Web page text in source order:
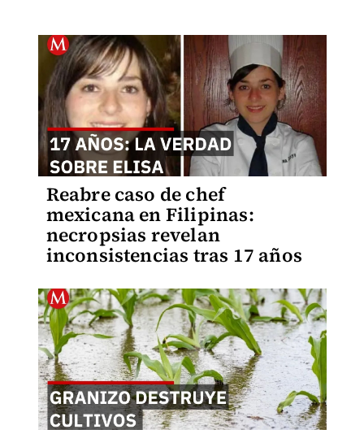
Reabre caso de chef
mexicana en Filipinas:
necropsias revelan
inconsistencias tras 17 años